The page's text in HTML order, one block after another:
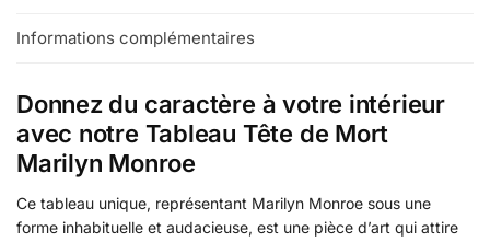
Informations complémentaires
Donnez du caractère à votre intérieur
avec notre Tableau Tête de Mort
Marilyn Monroe
Ce tableau unique, représentant Marilyn Monroe sous une
forme inhabituelle et audacieuse, est une pièce d’art qui attire